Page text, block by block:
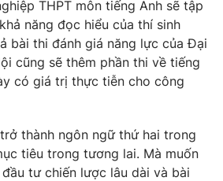
Podcast
Shorts video
THPT môn tiếng Anh sẽ tập
năng đọc hiểu của thí sinh
bài thi đánh giá năng lực của Đại
cũng sẽ thêm phần thi về tiếng
có giá trị thực tiễn cho công
thành ngôn ngữ thứ hai trong
tiêu trong tương lai. Mà muốn
tư chiến lược lâu dài và bài